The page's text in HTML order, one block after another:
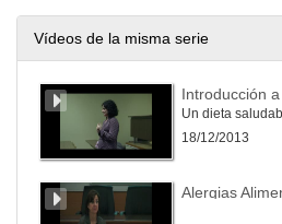
Vídeos de la misma serie
Introducción
Un dieta
18/12/2013
Alergias